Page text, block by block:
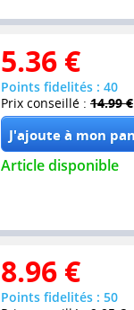
5.36 €
Points fidelités : 40
Prix conseillé : 14.99 €
Article disponible
8.96 €
Points fidelités : 50